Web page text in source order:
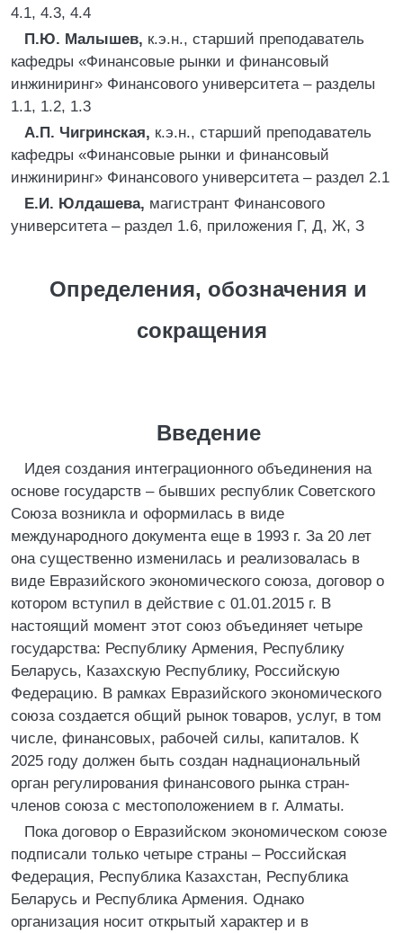
4.1, 4.3, 4.4
П.Ю. Малышев, к.э.н., старший преподаватель
кафедры «Финансовые рынки и финансовый
инжиниринг» Финансового университета – разделы
1.1, 1.2, 1.3
А.П. Чигринская, к.э.н., старший преподаватель
кафедры «Финансовые рынки и финансовый
инжиниринг» Финансового университета – раздел 2.1
Е.И. Юлдашева, магистрант Финансового
университета – раздел 1.6, приложения Г, Д, Ж, З
Определения, обозначения и
сокращения
Введение
Идея создания интеграционного объединения на
основе государств – бывших республик Советского
Союза возникла и оформилась в виде
международного документа еще в 1993 г. За 20 лет
она существенно изменилась и реализовалась в
виде Евразийского экономического союза, договор о
котором вступил в действие с 01.01.2015 г. В
настоящий момент этот союз объединяет четыре
государства: Республику Армения, Республику
Беларусь, Казахскую Республику, Российскую
Федерацию. В рамках Евразийского экономического
союза создается общий рынок товаров, услуг, в том
числе, финансовых, рабочей силы, капиталов. К
2025 году должен быть создан наднациональный
орган регулирования финансового рынка стран-
членов союза с местоположением в г. Алматы.
Пока договор о Евразийском экономическом союзе
подписали только четыре страны – Российская
Федерация, Республика Казахстан, Республика
Беларусь и Республика Армения. Однако
организация носит открытый характер и в